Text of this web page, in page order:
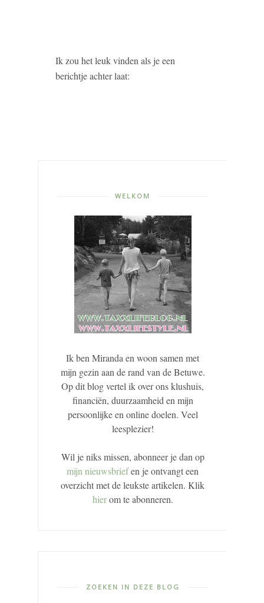
Ik zou het leuk vinden als je een
berichtje achter laat:
WELKOM
Ik ben Miranda en woon samen met
mijn gezin aan de rand van de Betuwe.
Op dit blog vertel ik over ons klushuis,
financiën, duurzaamheid en mijn
persoonlijke en online doelen. Veel
leesplezier!
Wil je niks missen, abonneer je dan op
mijn nieuwsbriefen je ontvangt een
overzicht met de leukste artikelen. Klik
hierom te abonneren.
ZOEKEN IN DEZE BLOG